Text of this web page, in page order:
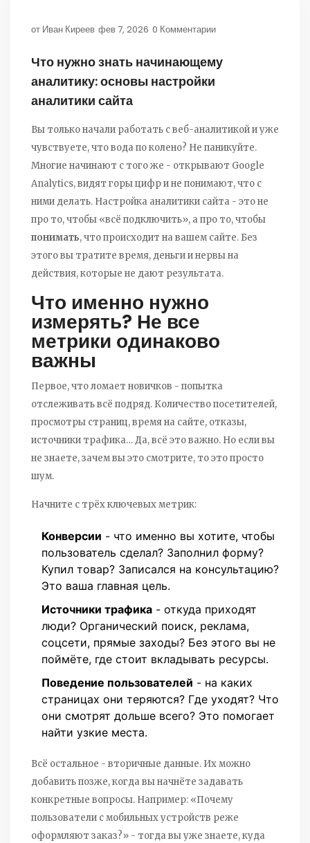
от Иван Киреев фев 7, 2026 0 Комментарии
Что нужно знать начинающему
аналитику: основы настройки
аналитики сайта
Вы только начали работать с веб-аналитикой и уже
чувствуете, что вода по колено? Не паникуйте.
Многие начинают с того же - открывают Google
Analytics, видят горы цифр и не понимают, что с
ними делать. Настройка аналитики сайта - это не
про то, чтобы «всё подключить», а про то, чтобы
понимать, что происходит на вашем сайте. Без
этого вы тратите время, деньги и нервы на
действия, которые не дают результата.
Что именно нужно
измерять? Не все
метрики одинаково
важны
Первое, что ломает новичков - попытка
отслеживать всё подряд. Количество посетителей,
просмотры страниц, время на сайте, отказы,
источники трафика… Да, всё это важно. Но если вы
не знаете, зачем вы это смотрите, то это просто
шум.
Начните с трёх ключевых метрик:
Конверсии - что именно вы хотите, чтобы
пользователь сделал? Заполнил форму?
Купил товар? Записался на консультацию?
Это ваша главная цель.
Источники трафика - откуда приходят
люди? Органический поиск, реклама,
соцсети, прямые заходы? Без этого вы не
поймёте, где стоит вкладывать ресурсы.
Поведение пользователей - на каких
страницах они теряются? Где уходят? Что
они смотрят дольше всего? Это помогает
найти узкие места.
Всё остальное - вторичные данные. Их можно
добавить позже, когда вы начнёте задавать
конкретные вопросы. Например: «Почему
пользователи с мобильных устройств реже
оформляют заказ?» - тогда вы уже знаете, куда